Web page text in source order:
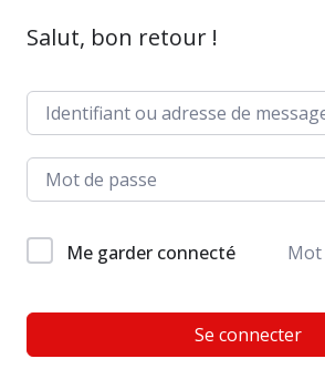
Salut, bon retour !
Me garder connecté Mot
Se connecter